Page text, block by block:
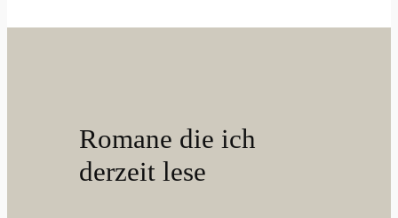
Romane die ich
derzeit lese